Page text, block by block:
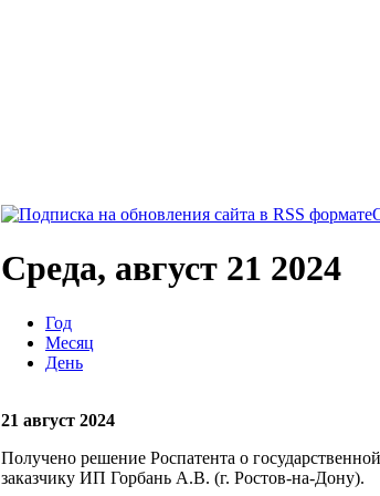
Среда, август 21 2024
Год
Месяц
День
21 август 2024
Получено решение Роспатента о
заказчику ИП Горбань А.В. (г. Ростов-на-Дону).